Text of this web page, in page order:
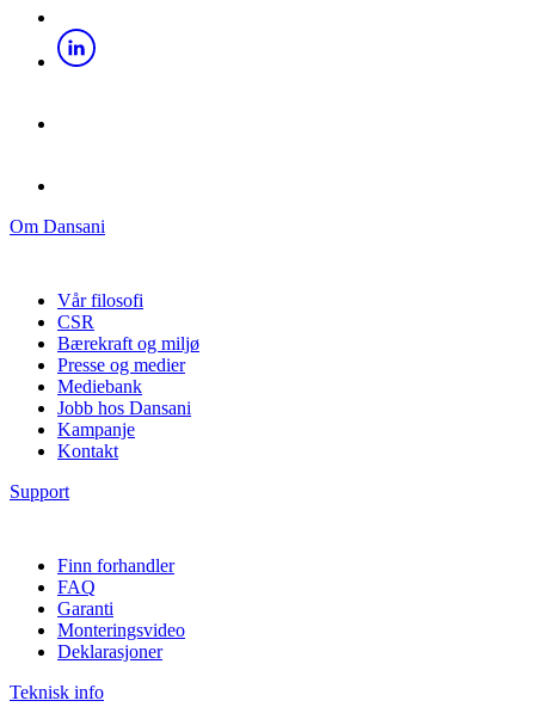
Om Dansani
Vår filosofi
CSR
Bærekraft og miljø
Presse og medier
Mediebank
Jobb hos Dansani
Kampanje
Kontakt
Support
Finn forhandler
FAQ
Garanti
Monteringsvideo
Deklarasjoner
Teknisk info